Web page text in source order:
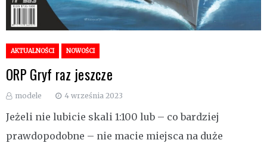
AKTUALNOŚCI NOWOŚCI
ORP Gryf raz jeszcze
modele 4 września 2023
Jeżeli nie lubicie skali 1:100 lub – co bardziej
prawdopodobne – nie macie miejsca na duże